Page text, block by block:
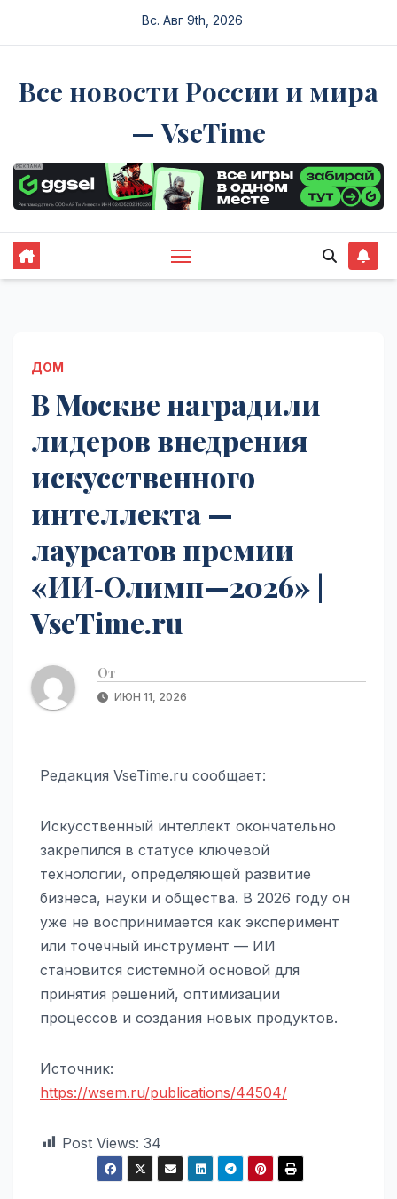
Вс. Авг 9th, 2026
Все новости России и мира
— VseTime
ДОМ
В Москве наградили
лидеров внедрения
искусственного
интеллекта —
лауреатов премии
«ИИ‑Олимп—2026» |
VseTime.ru
От
ИЮН 11, 2026
Редакция VseTime.ru сообщает:
Искусственный интеллект окончательно
закрепился в статусе ключевой
технологии, определяющей развитие
бизнеса, науки и общества. В 2026 году он
уже не воспринимается как эксперимент
или точечный инструмент — ИИ
становится системной основой для
принятия решений, оптимизации
процессов и создания новых продуктов.
Источник:
https://wsem.ru/publications/44504/
Post Views: 34